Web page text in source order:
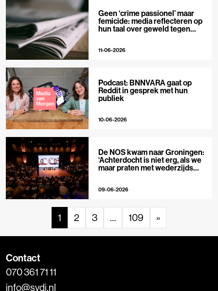
Geen ‘crime passionel’ maar
femicide: media reflecteren op
hun taal over geweld tegen
11-06-2026
Podcast: BNNVARA gaat op
Reddit in gesprek met hun
publiek
10-06-2026
De NOS kwam naar Groningen:
‘Achterdocht is niet erg, als we
maar praten met wederzijds
09-06-2026
1 2 3 … 109 »
Contact
070 361 71 11
info@svdj.nl